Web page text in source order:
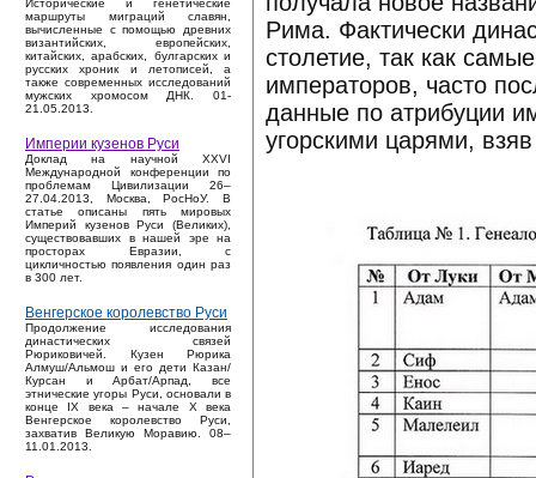
Исторические и генетические
маршруты миграций славян,
вычисленные с помощью древних
византийских, европейских,
китайских, арабских, булгарских и
русских хроник и летописей, а
также современных исследований
мужских хромосом ДНК. 01-
21.05.2013.
Империи кузенов Руси
Доклад на научной XXVI
Международной конференции по
проблемам Цивилизации 26–
27.04.2013, Москва, РосНоУ. В
статье описаны пять мировых
Империй кузенов Руси (Великих),
существовавших в нашей эре на
просторах Евразии, с
цикличностью появления один раз
в 300 лет.
Венгерское королевство Руси
Продолжение исследования
династических связей
Рюриковичей. Кузен Рюрика
Алмуш/Альмош и его дети Казан/
Курсан и Арбат/Арпад, все
этнические угоры Руси, основали в
конце IX века – начале X века
Венгерское королевство Руси,
захватив Великую Моравию. 08–
11.01.2013.
Рима. Фактически
столетие, так как
императоров, часто
данные по атрибуции
угорскими царями,